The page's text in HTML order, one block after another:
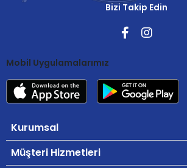
Bizi Takip Edin
Mobil Uygulamalarımız
Kurumsal
Müşteri Hizmetleri